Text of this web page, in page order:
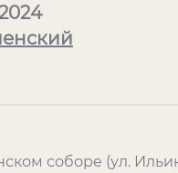
соборе (ул.